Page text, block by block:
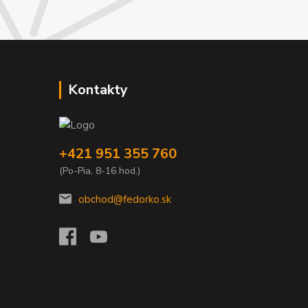
Kontakty
+421 951 355 760
(Po-Pia, 8-16 hod.)
obchod@fedorko.sk